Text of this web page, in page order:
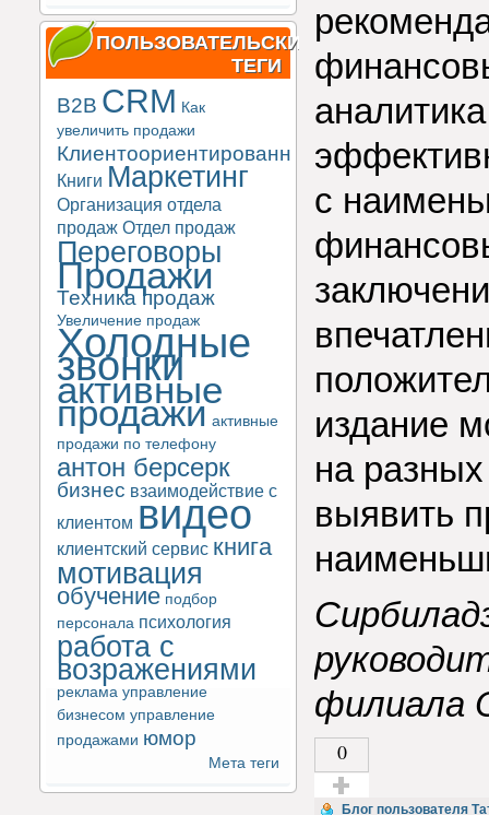
ПОЛЬЗОВАТЕЛЬСКИЕ
ТЕГИ
B2B CRM Как
увеличить продажи
Клиентоориентированность
Книги Маркетинг
Организация отдела
продаж Отдел продаж
Переговоры
Продажи
Техника продаж
Увеличение продаж
Холодные
звонки
активные
продажи активные
продажи по телефону
антон берсерк
бизнес взаимодействие с
клиентом видео
клиентский сервис книга
мотивация
обучение подбор
персонала психология
работа с
возражениями
реклама управление
бизнесом управление
продажами юмор
Мета теги
с
издание
на
выявить
0
Голос за!
Блог пользователя